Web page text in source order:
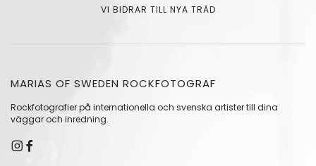
VI BIDRAR TILL NYA TRÄD
MARIAS OF SWEDEN ROCKFOTOGRAF
Rockfotografier på internationella och svenska artister till dina
väggar och inredning.